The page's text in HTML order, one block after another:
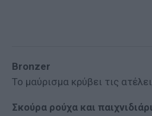
Βronzer
Το μαύρισμα κρύβει τις
Σκούρα ρούχα και